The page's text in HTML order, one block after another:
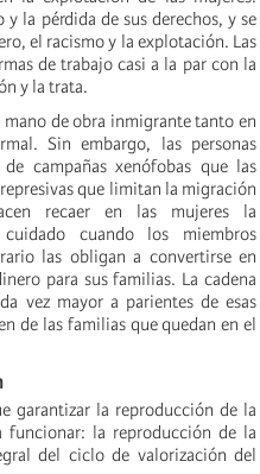
la pérdida de sus derechos, y se
el racismo y la explotación. Las
de trabajo casi a la par con la
y la trata.
de obra inmigrante tanto en
Sin embargo, las personas
campañas xenófobas que las
que limitan la migración
recaer en las mujeres la
cuando los miembros
las obligan a convertirse en
para sus familias. La cadena
vez mayor a parientes de esas
de las familias que quedan en el
garantizar la reproducción de la
la reproducción de la
del ciclo de valorización del